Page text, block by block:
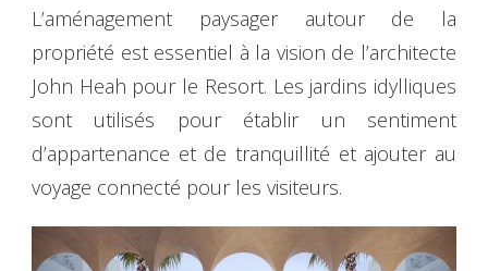
L’aménagement paysager autour de la
propriété est essentiel à la vision de l’architecte
John Heah pour le Resort. Les jardins idylliques
sont utilisés pour établir un sentiment
d’appartenance et de tranquillité et ajouter au
voyage connecté pour les visiteurs.